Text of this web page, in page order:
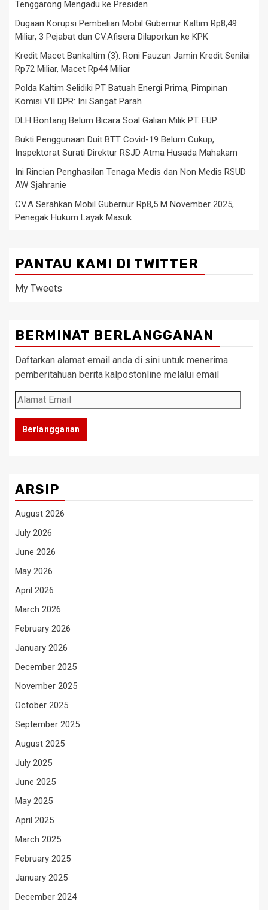
Tenggarong Mengadu ke Presiden
Dugaan Korupsi Pembelian Mobil Gubernur Kaltim Rp8,49
Miliar, 3 Pejabat dan CV.Afisera Dilaporkan ke KPK
Kredit Macet Bankaltim (3): Roni Fauzan Jamin Kredit Senilai
Rp72 Miliar, Macet Rp44 Miliar
Polda Kaltim Selidiki PT Batuah Energi Prima, Pimpinan
Komisi VII DPR: Ini Sangat Parah
DLH Bontang Belum Bicara Soal Galian Milik PT. EUP
Bukti Penggunaan Duit BTT Covid-19 Belum Cukup,
Inspektorat Surati Direktur RSJD Atma Husada Mahakam
Ini Rincian Penghasilan Tenaga Medis dan Non Medis RSUD
AW Sjahranie
CV.A Serahkan Mobil Gubernur Rp8,5 M November 2025,
Penegak Hukum Layak Masuk
PANTAU KAMI DI TWITTER
My Tweets
BERMINAT BERLANGGANAN
Daftarkan alamat email anda di sini untuk menerima
pemberitahuan berita kalpostonline melalui email
Alamat
Email
Berlangganan
ARSIP
August 2026
July 2026
June 2026
May 2026
April 2026
March 2026
February 2026
January 2026
December 2025
November 2025
October 2025
September 2025
August 2025
July 2025
June 2025
May 2025
April 2025
March 2025
February 2025
January 2025
December 2024